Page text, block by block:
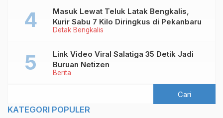
Detak Bengkalis
Masuk Lewat Teluk Latak Bengkalis,
Kurir Sabu 7 Kilo Diringkus di Pekanbaru
Berita
Link Video Viral Salatiga 35 Detik Jadi
Buruan Netizen
KATEGORI POPULER